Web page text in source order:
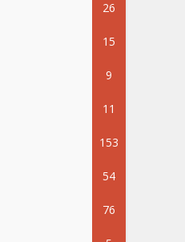
26
15
9
11
153
54
76